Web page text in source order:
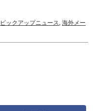
ピックアップニュース, 海外メー